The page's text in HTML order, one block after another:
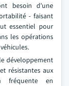
besoin d'une
- faisant
essentiel pour
les opérations
développement
résistantes aux
fréquente en